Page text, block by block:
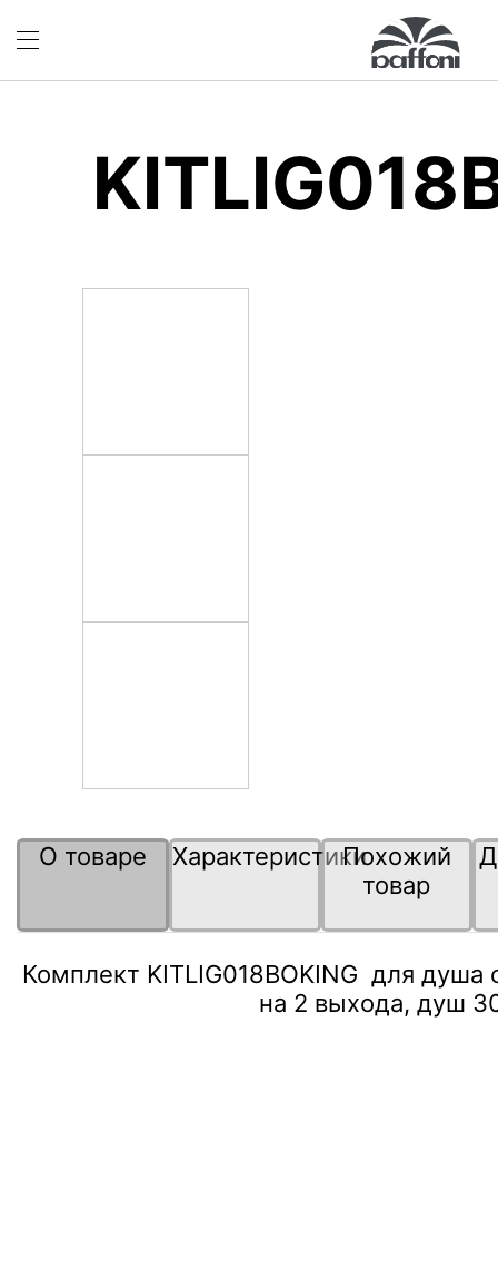
О товаре ХарактеристикиПохожий
товар
Комплект KITLIG018BOKING для душа
на 2 выхода, душ